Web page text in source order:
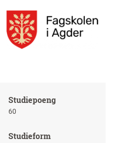
Studiepoeng
60
Studieform